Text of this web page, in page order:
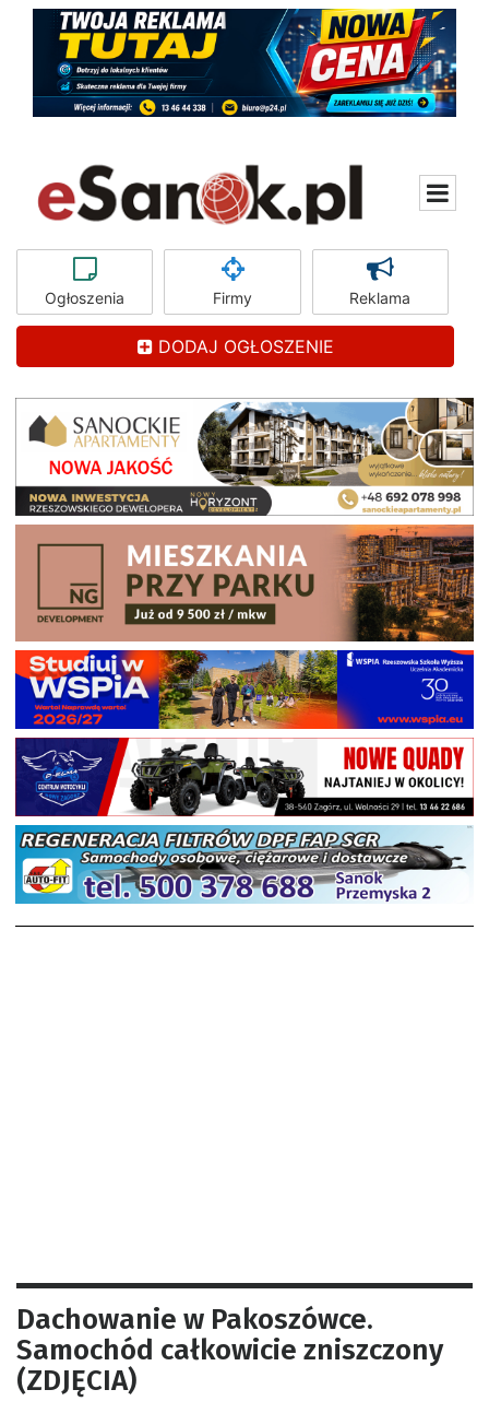
Ogłoszenia Firmy Reklama
DODAJ OGŁOSZENIE
Dachowanie w Pakoszówce.
Samochód całkowicie zniszczony
(ZDJĘCIA)